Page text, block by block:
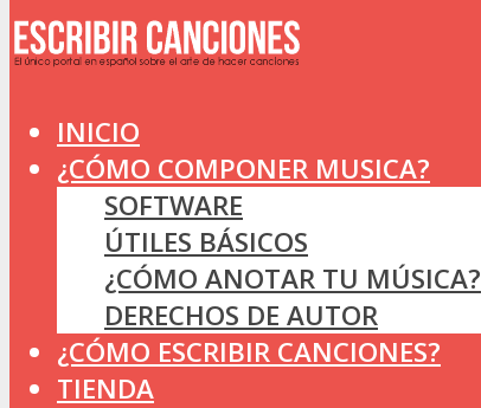
INICIO
¿CÓMO COMPONER MUSICA?
SOFTWARE
ÚTILES BÁSICOS
¿CÓMO ANOTAR TU MÚSICA?
DERECHOS DE AUTOR
¿CÓMO ESCRIBIR CANCIONES?
TIENDA